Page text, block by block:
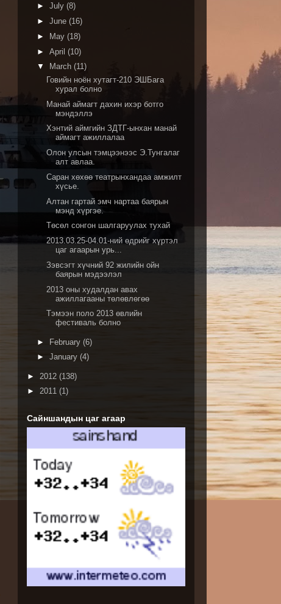
► July (8)
► June (16)
►
May (18)
► April (10)
▼
March (11)
Говийн ноён хутагт-210 ЭШБага
хурал болно
Манай аймагт дахин ихэр ботго
мэндэллэ
Хэнтий аймгийн ЗДТГ-ынхан манай
аймагт ажиллалаа
Олон улсын тэмцээнээс Э.Тунгалаг
алт авлаа.
Саран хөхөө театрынхандаа амжилт
хүсье.
Алтан гартай эмч нартаа баярын
мэнд хүргэе.
Төсөл сонгон шалгаруулах тухай
2013.03.25-04.01-ний өдрийг хүртэл
цаг агаарын урь...
Зэвсэгт хүчний 92 жилийн ойн
баярын мэдээлэл
2013 оны худалдан авах
ажиллагааны төлөвлөгөө
Тэмээн поло 2013 өвлийн
фестиваль болно
► February (6)
► January (4)
► 2012 (138)
► 2011 (1)
Сайншандын цаг агаар